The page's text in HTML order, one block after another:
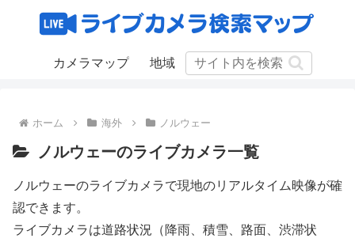
カメラマップ 地域
ホーム 海外 ノルウェー
ノルウェーのライブカメラ一覧
ノルウェーのライブカメラで現地のリアルタイム映像が確
認できます。
ライブカメラは道路状況（降雨、積雪、路面、渋滞状